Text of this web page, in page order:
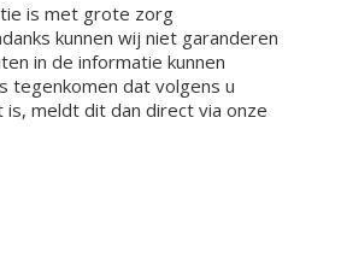
is met grote zorg
kunnen wij niet garanderen
in de informatie kunnen
tegenkomen dat volgens u
meldt dit dan direct via onze